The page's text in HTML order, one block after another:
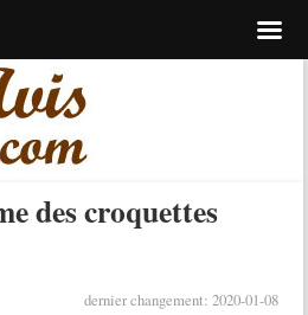
des croquettes
dernier changement: 2020-01-08